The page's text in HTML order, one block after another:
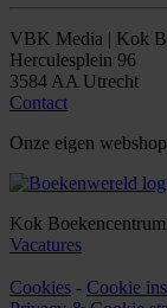
VBK Media | Kok
Herculesplein 96
3584 AA Utrecht
Contact
Onze eigen
Kok
Vacatures
Cookies - Cookie